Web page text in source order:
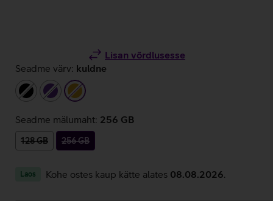
Lisan võrdlusesse
Seadme värv: kuldne
musttumelillakuldne
Seadme mälumaht: 256 GB
128 GB 256 GB
Laos Kohe ostes kaup kätte alates 08.08.2026